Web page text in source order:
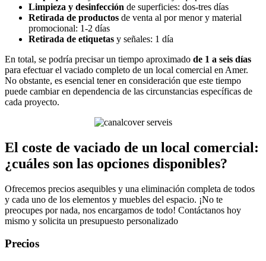
Limpieza y desinfección de superficies: dos-tres días
Retirada de productos de venta al por menor y material
promocional: 1-2 días
Retirada de etiquetas y señales: 1 día
En total, se podría precisar un tiempo aproximado de 1 a seis días
para efectuar el vaciado completo de un local comercial en Amer.
No obstante, es esencial tener en consideración que este tiempo
puede cambiar en dependencia de las circunstancias específicas de
cada proyecto.
El coste de vaciado de un local comercial:
¿cuáles son las opciones disponibles?
Ofrecemos precios asequibles y una eliminación completa de todos
y cada uno de los elementos y muebles del espacio. ¡No te
preocupes por nada, nos encargamos de todo! Contáctanos hoy
mismo y solicita un presupuesto personalizado
Precios